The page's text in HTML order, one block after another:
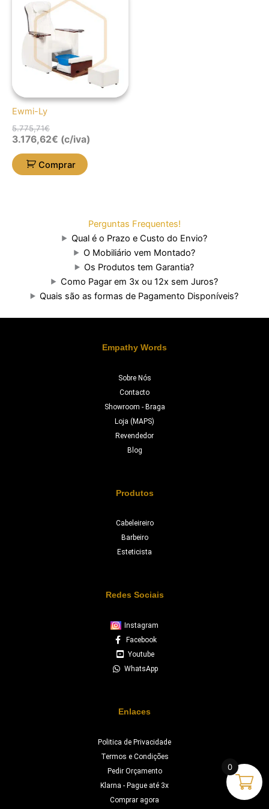
Ewmi-Ly
5.775,71€
original
era:
atual
é:
3.176,62€ (c/iva)
Comprar
Perguntas Frequentes!
Qual é o Prazo e Custo do Envio?
O Mobiliário vem Montado?
Os Produtos tem Garantia?
Como Pagar em 3x ou 12x sem Juros?
Quais são as formas de Pagamento Disponíveis?
Empathy Words
Sobre Nós
Contacto
Showroom - Braga
Loja (MAPS)
Revendedor
Blog
Produtos
Cabeleireiro
Barbeiro
Esteticista
Redes Sociais
Instagram
Facebook
Youtube
WhatsApp
Enlaces
Politica de Privacidade
Termos e Condições
Pedir Orçamento
Klarna - Pague até 3x
Comprar agora
0